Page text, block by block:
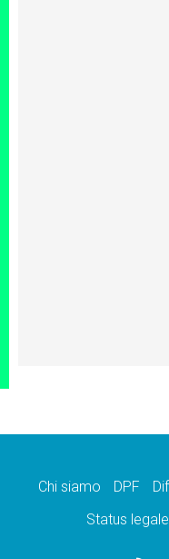
Chi siamo DPF
Status legale